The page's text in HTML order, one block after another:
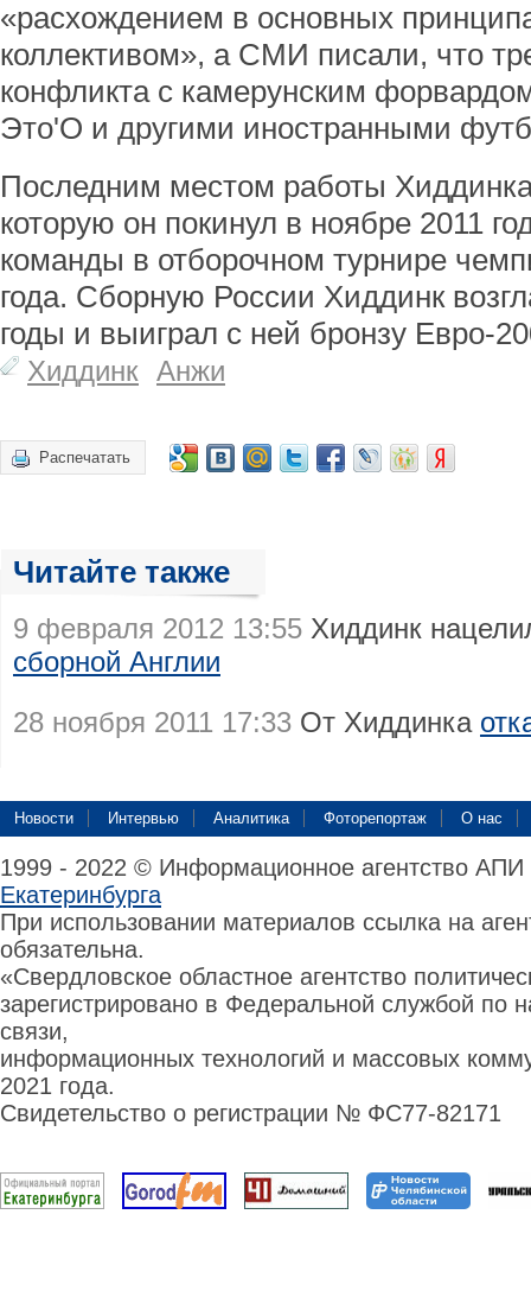
«расхождением в основных
коллективом», а СМИ писали, что
конфликта с камерунским
Это'О и другими иностранными
Последним местом работы
которую он покинул в ноябре 2011
команды в отборочном турнире
года. Сборную России Хиддинк
годы и выиграл с ней бронзу Евро-
Хиддинк Анжи
Распечатать
Читайте также
9 февраля 2012 13:55 Хиддинк
сборной Англии
28 ноября 2011 17:33 От Хиддинка
Новости Интервью Аналитика Фоторепортаж О нас
1999 - 2022 © Информационное агентство
Екатеринбурга
При использовании материалов ссылка на
обязательна.
«Свердловское областное агентство
зарегистрировано в Федеральной службой по
связи,
информационных технологий и массовых
2021 года.
Свидетельство о регистрации № ФС77-82171